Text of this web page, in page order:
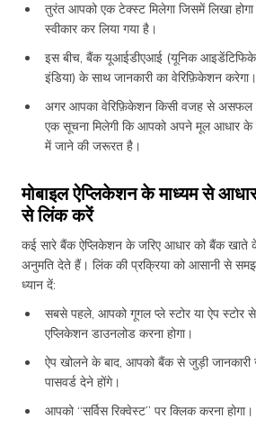
तुरंत आपको एक टेक्स्ट मिलेगा जिसमें लिखा
स्वीकार कर लिया गया है।
इस बीच, बैंक यूआईडीएआई (यूनिक
इंडिया) के साथ जानकारी का वेरिफ़िकेशन करेगा।
अगर आपका वेरिफ़िकेशन किसी वजह से असफल
एक सूचना मिलेगी कि आपको अपने मूल आधार के
में जाने की जरूरत है।
मोबाइल ऐप्लिकेशन के माध्यम से
से लिंक करें
कई सारे बैंक ऐप्लिकेशन के जरिए आधार को बैंक खाते
अनुमति देते हैं। लिंक की प्रक्रिया को आसानी से
ध्यान दें:
सबसे पहले, आपको गूगल प्ले स्टोर या ऐप स्टोर से
एप्लिकेशन डाउनलोड करना होगा।
ऐप खोलने के बाद, आपको बैंक से जुड़ी
पासवर्ड देने होंगे।
आपको “सर्विस रिक्वेस्ट” पर क्लिक करना होगा।